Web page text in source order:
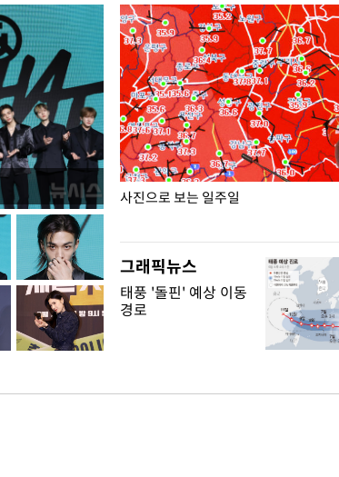
노동자 근무·휴식
사진으로 보는 일주일
그래픽뉴스
태풍 '돌핀' 예상 이동
경로